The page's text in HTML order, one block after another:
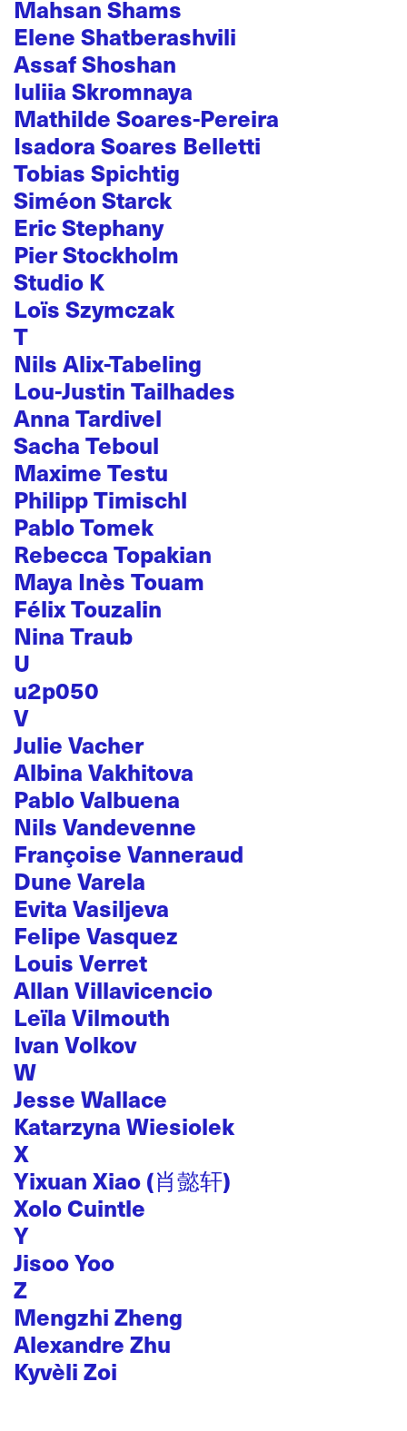
Mahsan Shams
Elene Shatberashvili
Assaf Shoshan
Iuliia Skromnaya
Mathilde Soares-Pereira
Isadora Soares Belletti
Tobias Spichtig
Siméon Starck
Eric Stephany
Pier Stockholm
Studio K
Loïs Szymczak
T
Nils Alix-Tabeling
Lou-Justin Tailhades
Anna Tardivel
Sacha Teboul
Maxime Testu
Philipp Timischl
Pablo Tomek
Rebecca Topakian
Maya Inès Touam
Félix Touzalin
Nina Traub
U
u2p050
V
Julie Vacher
Albina Vakhitova
Pablo Valbuena
Nils Vandevenne
Françoise Vanneraud
Dune Varela
Evita Vasiljeva
Felipe Vasquez
Louis Verret
Allan Villavicencio
Leïla Vilmouth
Ivan Volkov
W
Jesse Wallace
Katarzyna Wiesiolek
X
Yixuan Xiao (肖懿轩)
Xolo Cuintle
Y
Jisoo Yoo
Z
Mengzhi Zheng
Alexandre Zhu
Kyvèli Zoi